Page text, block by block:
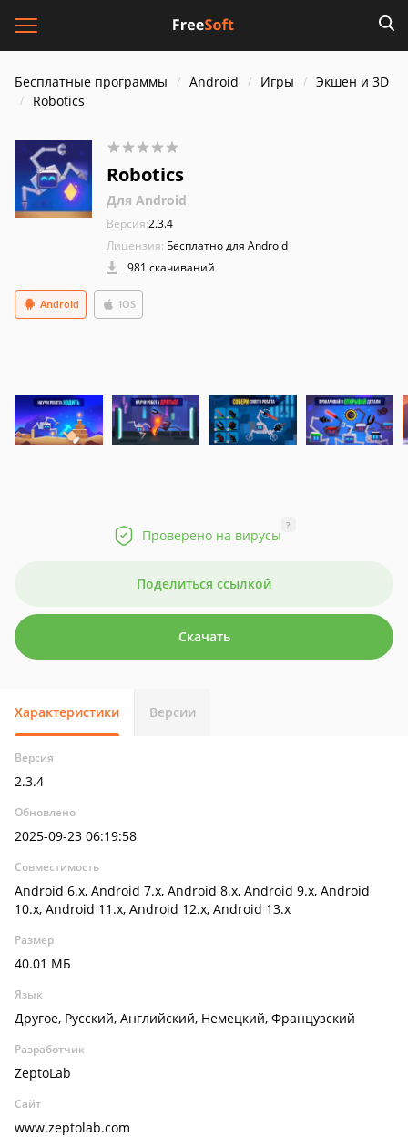
Бесплатные программы Android Игры
Экшен и 3D
Robotics
Robotics
Для Android
Версия:2.3.4
Лицензия: Бесплатно для Android
981 скачиваний
Android iOS
Проверено на вирусы
?
Поделиться ссылкой
Скачать
Характеристики Версии
Версия
2.3.4
Обновлено
2025-09-23 06:19:58
Совместимость
Android 6.x, Android 7.x, Android 8.x, Android 9.x, Android
10.x, Android 11.x, Android 12.x, Android 13.x
Размер
40.01 МБ
Язык
Другое, Русский, Английский, Немецкий, Французский
Разработчик
ZeptoLab
Сайт
www.zeptolab.com